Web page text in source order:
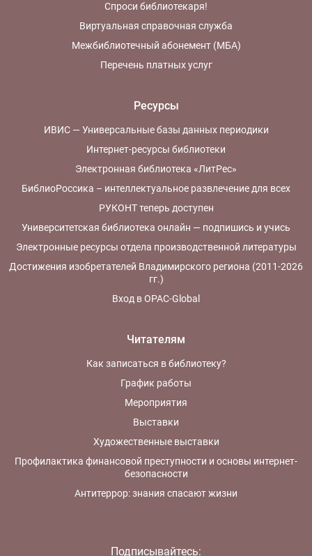
Спроси библиотекаря!
Виртуальная справочная служба
Межбиблиотечный абонемент (МБА)
Перечень платных услуг
Ресурсы
ИВИС — Универсальные базы данных периодики
Интернет-ресурсы библиотеки
Электронная библиотека «ЛитРес»
БиблиоРоссика – интеллектуальное развлечение для всех
РУКОНТ теперь доступен
Университетская библиотека онлайн — подпишись и учись
Электронные ресурсы отдела производственной литературы
Достижения изобретателей Владимирского региона (2011-2026
гг.)
Вход в OPAC-Global
Читателям
Как записаться в библиотеку?
График работы
Мероприятия
Выставки
Художественные выставки
Профилактика финансовой преступности и основы интернет-
безопасности
Антитеррор: знания спасают жизни
Подписывайтесь: